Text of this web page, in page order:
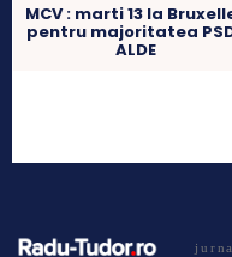
MCV : marti 13 la
pentru majoritatea
ALDE